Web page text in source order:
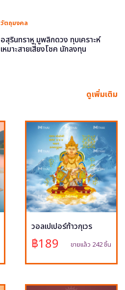
วัตถุมงคล
อสุรินทราหู มูพลิกดวง ทุบเคราะห์
เหมาะสายเสี่ยงโชค นักลงทุน
ดูเพิ่มเติม
วอลเปเปอร์ท้าวกุเวร
฿189 ขายแล้ว 242 ชิ้น